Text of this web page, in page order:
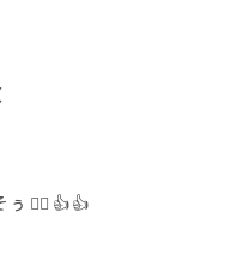
🙂‍↕️👍👍